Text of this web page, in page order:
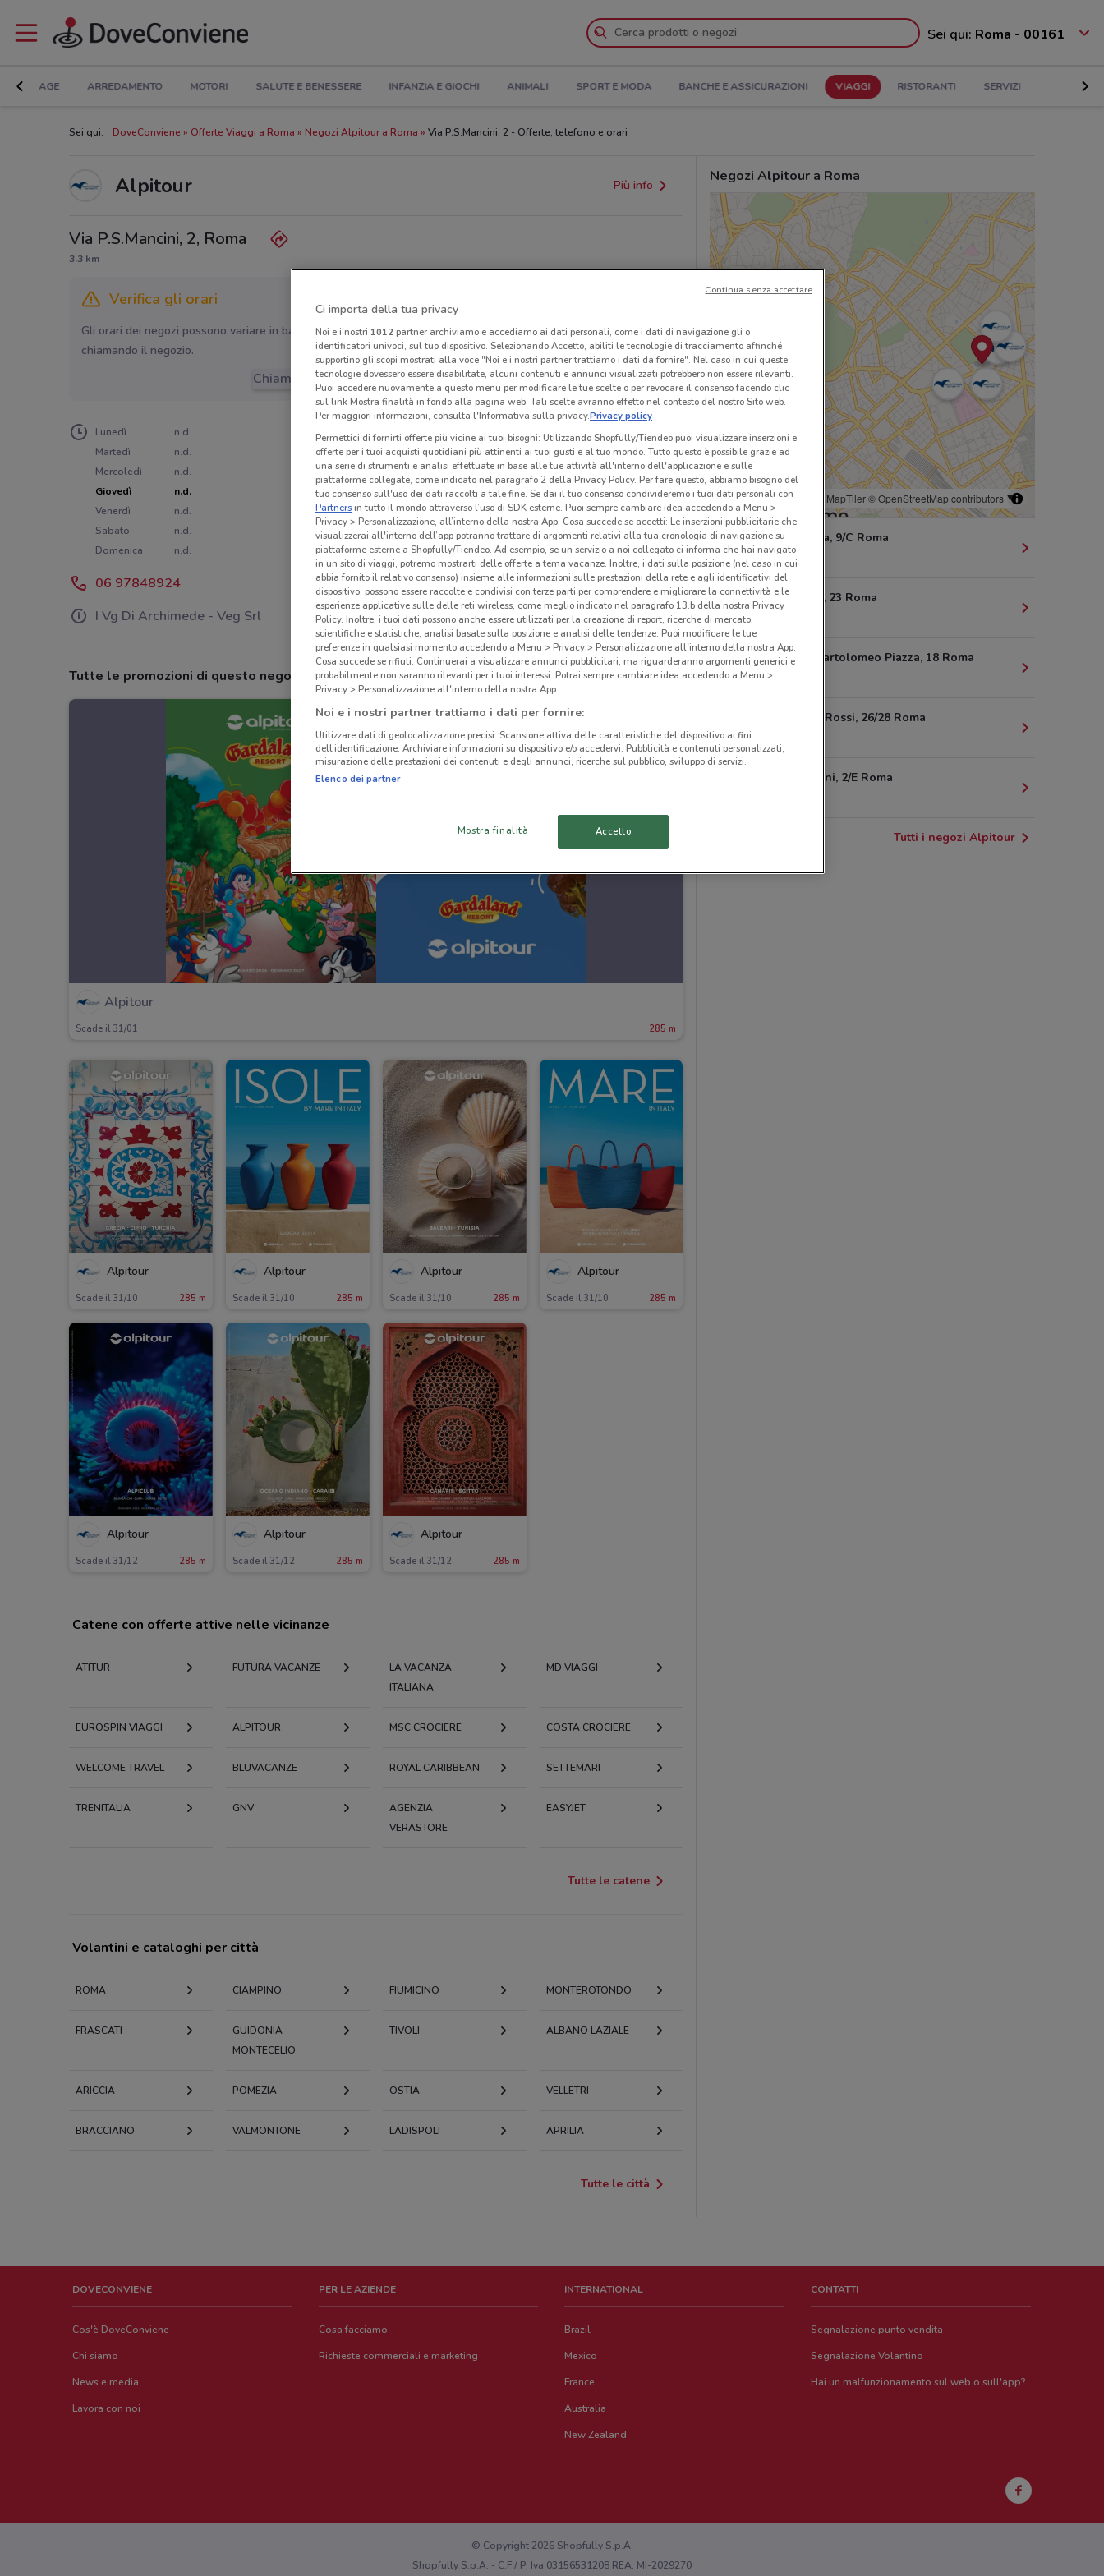
Sei qui: Roma - 00161
BRICOLAGE ARREDAMENTO MOTORI SALUTE E BENESSERE INFANZIA E GIOCHI ANIMALI SPORT E MODA BANCHE E ASSICURAZIONI VIAGGI RISTORANTI SERVIZI
Sei qui: DoveConviene Offerte Viaggi a Roma Negozi Alpitour a Roma Via P.S.Mancini, 2 - Offerte, telefono e orari
Alpitour Più info
Via P.S.Mancini, 2, Roma
3.3 km
Verifica gli orari
Gli orari dei negozi possono variare in base agli ultimi provvedimenti regionali o nazionali. Verifica l’accuratezza
chiamando il negozio.
Chiama il negozio
Lunedì
n.d.
Martedì
n.d.
Mercoledì
n.d.
Giovedì
n.d.
Venerdì
n.d.
Sabato
n.d.
Domenica
n.d.
06 97848924
I Vg Di Archimede - Veg Srl
Tutte le promozioni di questo negozio
Alpitour
Scade il 31/01 285 m
Alpitour
Scade il 31/10 285 m
Alpitour
Scade il 31/10 285 m
Alpitour
Scade il 31/10 285 m
Alpitour
Scade il 31/10 285 m
Alpitour
Scade il 31/12 285 m
Alpitour
Scade il 31/12 285 m
Alpitour
Scade il 31/12 285 m
Negozi Alpitour a Roma
© MapTiler© OpenStreetMap contributors
Via Ravenna, 9/C Roma
285 m
Via Imperia, 23 Roma
Via Carlo Bartolomeo Piazza, 18 Roma
447 m
Via G.B. De Rossi, 26/28 Roma
Via Morgagni, 2/E Roma
Tutti i negozi Alpitour
Catene con offerte attive nelle vicinanze
ATITUR FUTURA VACANZE
LA VACANZA
ITALIANA
MD VIAGGI
EUROSPIN VIAGGI ALPITOUR MSC CROCIERE COSTA CROCIERE
WELCOME TRAVEL BLUVACANZE ROYAL CARIBBEAN SETTEMARI
TRENITALIA GNV
AGENZIA
VERASTORE
EASYJET
Tutte le catene
Volantini e cataloghi per città
ROMA CIAMPINO FIUMICINO MONTEROTONDO
FRASCATI
GUIDONIA
MONTECELIO
TIVOLI ALBANO LAZIALE
ARICCIA POMEZIA OSTIA VELLETRI
BRACCIANO VALMONTONE LADISPOLI APRILIA
Tutte le città
DOVECONVIENE
Cos'è DoveConviene
Chi siamo
News e media
Lavora con noi
PER LE AZIENDE
Cosa facciamo
Richieste commerciali e marketing
INTERNATIONAL
Brazil
Mexico
France
Australia
New Zealand
CONTATTI
Segnalazione punto vendita
Segnalazione Volantino
Hai un malfunzionamento sul web o sull'app?
© Copyright 2026 Shopfully S.p.A.
Shopfully S.p.A. - C.F / P. Iva 03156531208 REA: MI-2029270
Ci importa della tua privacy
Noi e i nostri 1012partner archiviamo e accediamo ai dati personali, come i dati di navigazione gli o
identificatori univoci, sul tuo dispositivo. Selezionando Accetto, abiliti le tecnologie di tracciamento affinché
supportino gli scopi mostrati alla voce "Noi e i nostri partner trattiamo i dati da fornire". Nel caso in cui queste
tecnologie dovessero essere disabilitate, alcuni contenuti e annunci visualizzati potrebbero non essere rilevanti.
Puoi accedere nuovamente a questo menu per modificare le tue scelte o per revocare il consenso facendo clic
sul link Mostra finalità in fondo alla pagina web. Tali scelte avranno effetto nel contesto del nostro Sito web.
Per maggiori informazioni, consulta l'Informativa sulla privacy.Privacy policy
Permettici di fornirti offerte più vicine ai tuoi bisogni: Utilizzando Shopfully/Tiendeo puoi visualizzare inserzioni e
offerte per i tuoi acquisti quotidiani più attinenti ai tuoi gusti e al tuo mondo. Tutto questo è possibile grazie ad
una serie di strumenti e analisi effettuate in base alle tue attività all'interno dell'applicazione e sulle
piattaforme collegate, come indicato nel paragrafo 2 della Privacy Policy. Per fare questo, abbiamo bisogno del
tuo consenso sull'uso dei dati raccolti a tale fine. Se dai il tuo consenso condivideremo i tuoi dati personali con
Partnersin tutto il mondo attraverso l’uso di SDK esterne. Puoi sempre cambiare idea accedendo a Menu >
Privacy > Personalizzazione, all’interno della nostra App. Cosa succede se accetti: Le inserzioni pubblicitarie che
visualizzerai all'interno dell’app potranno trattare di argomenti relativi alla tua cronologia di navigazione su
piattaforme esterne a Shopfully/Tiendeo. Ad esempio, se un servizio a noi collegato ci informa che hai navigato
in un sito di viaggi, potremo mostrarti delle offerte a tema vacanze. Inoltre, i dati sulla posizione (nel caso in cui
abbia fornito il relativo consenso) insieme alle informazioni sulle prestazioni della rete e agli identificativi del
dispositivo, possono essere raccolte e condivisi con terze parti per comprendere e migliorare la connettività e le
esperienze applicative sulle delle reti wireless, come meglio indicato nel paragrafo 13.b della nostra Privacy
Policy. Inoltre, i tuoi dati possono anche essere utilizzati per la creazione di report, ricerche di mercato,
scientifiche e statistiche, analisi basate sulla posizione e analisi delle tendenze. Puoi modificare le tue
preferenze in qualsiasi momento accedendo a Menu > Privacy > Personalizzazione all'interno della nostra App.
Cosa succede se rifiuti: Continuerai a visualizzare annunci pubblicitari, ma riguarderanno argomenti generici e
probabilmente non saranno rilevanti per i tuoi interessi. Potrai sempre cambiare idea accedendo a Menu >
Privacy > Personalizzazione all'interno della nostra App.
Noi e i nostri partner trattiamo i dati per fornire:
Utilizzare dati di geolocalizzazione precisi. Scansione attiva delle caratteristiche del dispositivo ai fini
dell’identificazione. Archiviare informazioni su dispositivo e/o accedervi. Pubblicità e contenuti personalizzati,
misurazione delle prestazioni dei contenuti e degli annunci, ricerche sul pubblico, sviluppo di servizi.
Elenco dei partner
Mostra finalità Accetto
Continua senza accettare